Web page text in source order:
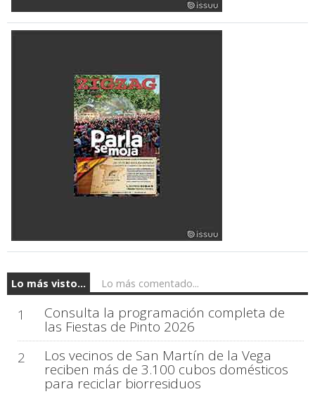
Lo más visto... Lo más comentado...
1 Consulta la programación completa de
las Fiestas de Pinto 2026
2
Los vecinos de San Martín de la Vega
reciben más de 3.100 cubos domésticos
para reciclar biorresiduos